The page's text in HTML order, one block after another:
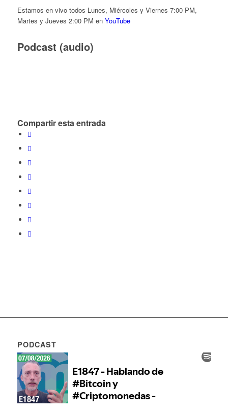
Estamos en vivo todos Lunes, Miércoles y Viernes 7:00 PM,
Martes y Jueves 2:00 PM en YouTube
Podcast (audio)
Compartir esta entrada
PODCAST